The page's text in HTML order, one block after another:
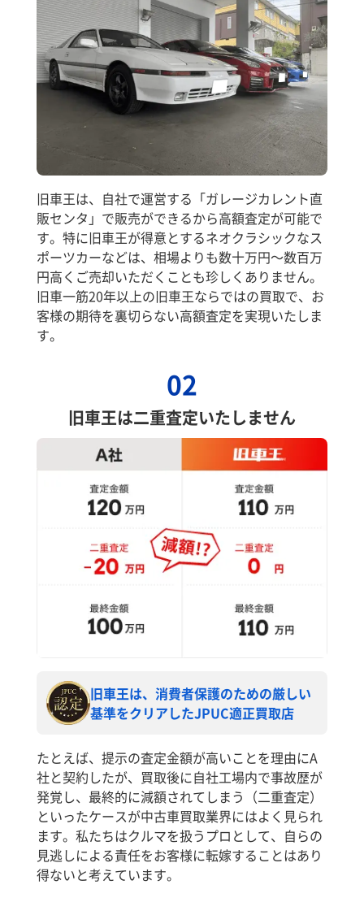
旧車王は、自社で運営する「ガレージカレント直
販センタ」で販売ができるから高額査定が可能で
す。特に旧車王が得意とするネオクラシックなス
ポーツカーなどは、相場よりも数十万円～数百万
円高くご売却いただくことも珍しくありません。
旧車一筋20年以上の旧車王ならではの買取で、お
客様の期待を裏切らない高額査定を実現いたしま
す。
02
旧車王は二重査定いたしません
旧車王は、消費者保護のための厳しい
基準をクリアしたJPUC適正買取店
たとえば、提示の査定金額が高いことを理由にA
社と契約したが、買取後に自社工場内で事故歴が
発覚し、最終的に減額されてしまう（二重査定）
といったケースが中古車買取業界にはよく見られ
ます。私たちはクルマを扱うプロとして、自らの
見逃しによる責任をお客様に転嫁することはあり
得ないと考えています。